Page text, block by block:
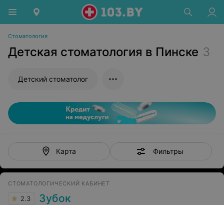
Стоматология
Детская стоматология в Пинске 3
Детский стоматолог
Карта Фильтры
СТОМАТОЛОГИЧЕСКИЙ КАБИНЕТ
2.3 Зубок